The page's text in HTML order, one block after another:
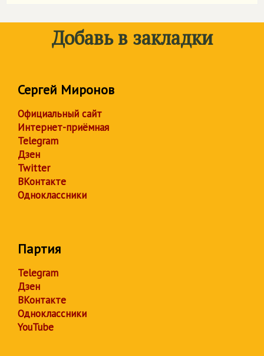
Добавь в закладки
Сергей Миронов
Официальный сайт
Интернет-приёмная
Telegram
Дзен
Twitter
ВКонтакте
Одноклассники
Партия
Telegram
Дзен
ВКонтакте
Одноклассники
YouTube